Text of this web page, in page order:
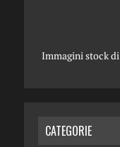
Immagini stock di
CATEGORIE